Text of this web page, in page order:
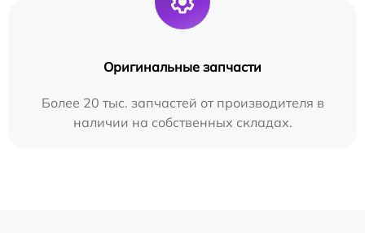
Оригинальные запчасти
Более 20 тыс. запчастей от производителя в
наличии на собственных складах.